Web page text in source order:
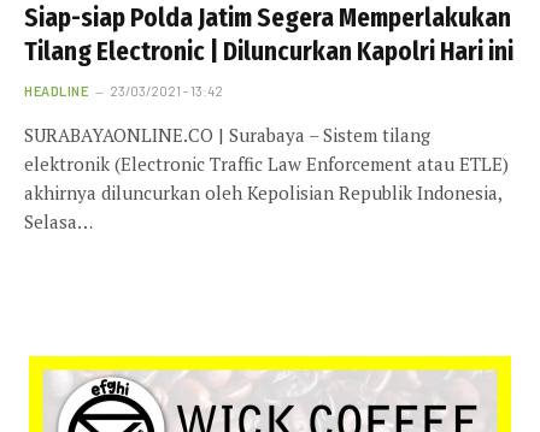
Siap-siap Polda Jatim Segera Memperlakukan
Tilang Electronic | Diluncurkan Kapolri Hari ini
HEADLINE 23/03/2021 - 13:42
SURABAYAONLINE.CO | Surabaya – Sistem tilang
elektronik (Electronic Traffic Law Enforcement atau ETLE)
akhirnya diluncurkan oleh Kepolisian Republik Indonesia,
Selasa…